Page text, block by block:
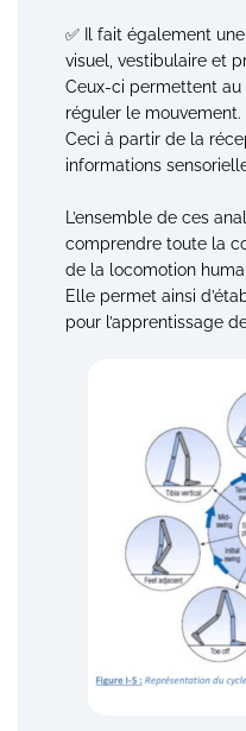
✅ Il fait également
visuel, vestibulaire et
Ceux-ci permettent
réguler le mouvement.
Ceci à partir de la
informations
L’ensemble de ces
comprendre toute la
de la locomotion
Elle permet ainsi
pour l’apprentissage